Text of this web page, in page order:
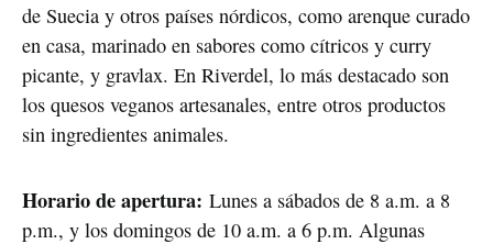
de Suecia y otros países nórdicos, como arenque curado
en casa, marinado en sabores como cítricos y curry
picante, y gravlax. En Riverdel, lo más destacado son
los quesos veganos artesanales, entre otros productos
sin ingredientes animales.
Horario de apertura: Lunes a sábados de 8 a.m. a 8
p.m., y los domingos de 10 a.m. a 6 p.m. Algunas